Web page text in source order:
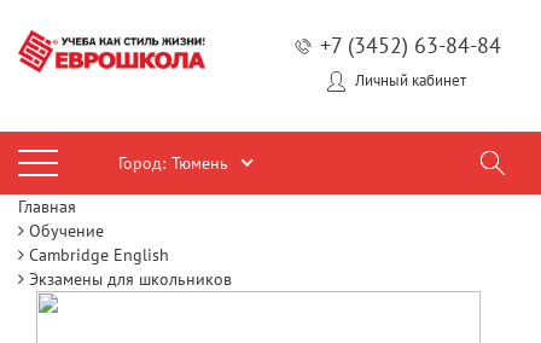
+7 (3452) 63-84-84
Личный кабинет
Город: Тюмень
Главная
Обучение
Cambridge English
Экзамены для школьников